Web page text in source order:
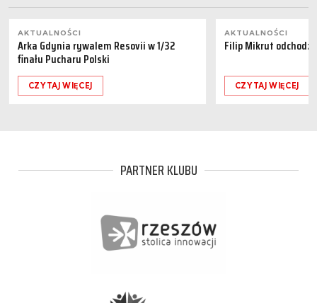
AKTUALNOŚCI
Arka Gdynia rywalem Resovii w 1/32
finału Pucharu Polski
CZYTAJ WIĘCEJ
AKTUALNOŚCI
Filip Mikrut
CZYTAJ WIĘCEJ
PARTNER KLUBU